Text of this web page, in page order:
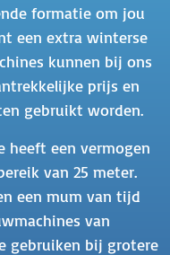
formatie om jou
een extra winterse
kunnen bij ons
prijs en
gebruikt worden.
heeft een vermogen
van 25 meter.
een mum van tijd
van
gebruiken bij grotere